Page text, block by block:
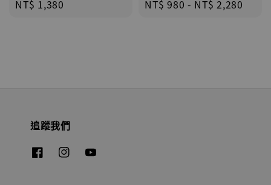
Regular
NT$ 1,380
Regular
NT$ 980 - NT$ 2,280
追蹤我們